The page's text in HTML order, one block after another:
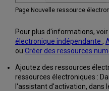
Page Nouvelle ressource
Pour plus d'informations, voir
électronique indépendante ,
ou Créer des ressources
Ajoutez des ressources
ressources électroniques :
l'assistant d'activation, dans